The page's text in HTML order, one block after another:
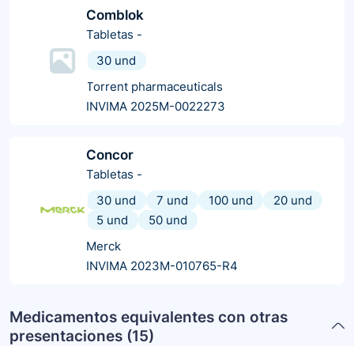
Comblok
Tabletas -
30 und
Torrent pharmaceuticals
INVIMA 2025M-0022273
Concor
Tabletas -
30 und
7 und 100 und
20 und
5 und
50 und
Merck
INVIMA 2023M-010765-R4
Medicamentos equivalentes con otras
presentaciones (15)